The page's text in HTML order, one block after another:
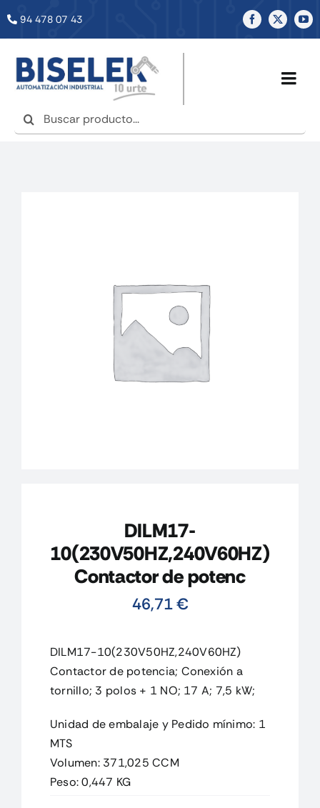
94 478 07 43
Buscar:
INICIO
DILM17-
10(230V50HZ,240V60HZ)
Contactor de potenc
46,71€
DILM17-10(230V50HZ,240V60HZ)
Contactor de potencia; Conexión a
tornillo; 3 polos + 1 NO; 17 A; 7,5 kW;
Unidad de embalaje y Pedido mínimo: 1
MTS
Volumen: 371,025 CCM
Peso: 0,447 KG